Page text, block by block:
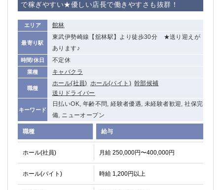
で稼ぎやすい★優しい店長で働きやすさも抜群！
エリア 館林
最寄り駅
東武伊勢崎線【舘林駅】より徒歩30分 ★送り迎えが
あります♪
時間/休日 不定休
業種 キャバクラ
職種
ホール(社員) ホール(バイト) 幹部候補
送りドライバー
キーワード
日払いOK, 年齢不問, 経験者優遇, 未経験者歓迎, 社保完
備, ニューオープン
職種 給与
ホール(社員) 月給 250,000円〜400,000円
ホール(バイト) 時給 1,200円以上
湯島
久米川
市川
神奈川県
関内
川崎
新横浜
藤沢
平塚
橋本
小田原
横浜・桜木町
関内・馬車道・日ノ出町
武蔵新城
元住吉
茅ヶ崎
戸塚
たまプラーザ